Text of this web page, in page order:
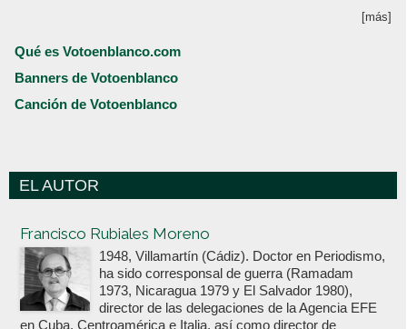
[más]
Qué es Votoenblanco.com
Banners de Votoenblanco
Canción de Votoenblanco
EL AUTOR
Francisco Rubiales Moreno
1948, Villamartín (Cádiz). Doctor en Periodismo,
ha sido corresponsal de guerra (Ramadam
1973, Nicaragua 1979 y El Salvador 1980),
director de las delegaciones de la Agencia EFE
en Cuba, Centroamérica e Italia, así como director de